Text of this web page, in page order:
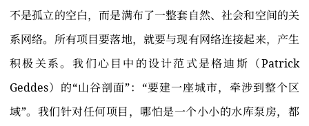
不是孤立的空白，而是满布了一整套自然、社会和空间的关
系网络。所有项目要落地，就要与现有网络连接起来，产生
积极关系。我们心目中的设计范式是格迪斯（Patrick
Geddes）的“山谷剖面”：“要建一座城市，牵涉到整个区
域”。我们针对任何项目，哪怕是一个小小的水库泵房，都